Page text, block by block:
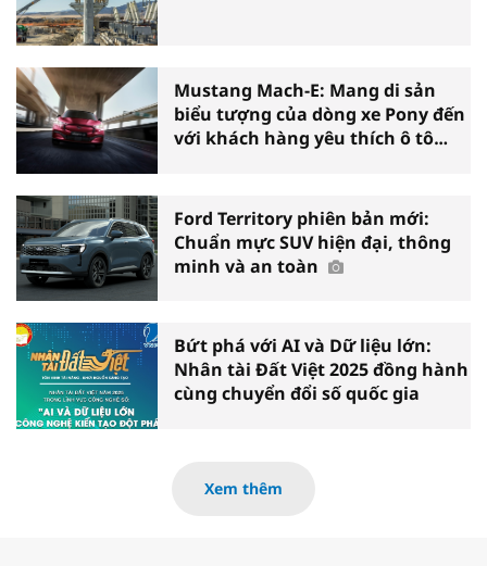
Mustang Mach-E: Mang di sản
biểu tượng của dòng xe Pony đến
với khách hàng yêu thích ô tô
Ford Territory phiên bản mới:
Chuẩn mực SUV hiện đại, thông
minh và an toàn
Bứt phá với AI và Dữ liệu lớn:
Nhân tài Đất Việt 2025 đồng hành
cùng chuyển đổi số quốc gia
Xem thêm